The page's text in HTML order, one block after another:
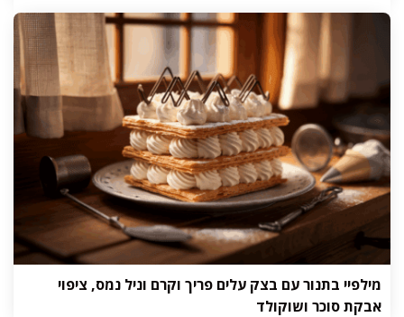
מילפיי בתנור עם בצק עלים פריך וקרם וניל נמס, ציפוי
אבקת סוכר ושוקולד